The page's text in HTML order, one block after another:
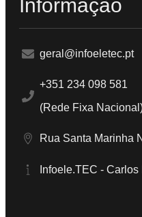
Informação
geral@infoeletec.pt
+351 234 098 581
(Rede Fixa
Rua Santa Marinha
Infoele.TEC -